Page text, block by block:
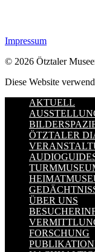
Impressum
© 2026 Ötztaler
Diese Website
AKTUELL
ÖTZTALER
ÜBER UNS
FORSCHUNG